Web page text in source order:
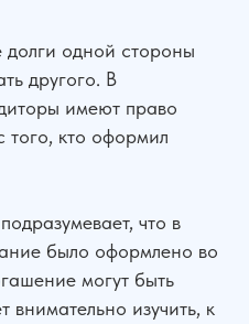
долги одной стороны
другого. В
имеют право
того, кто оформил
подразумевает, что в
было оформлено во
могут быть
внимательно изучить, к